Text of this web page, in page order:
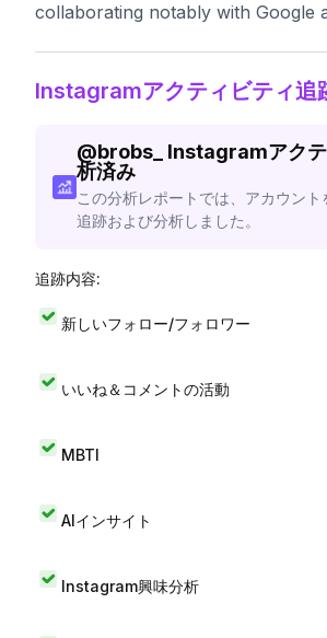
collaborating notably with Google
Instagramアクティビティ追
@brobs_
Instagramアク
析済み
この分析レポートでは、アカウント
追跡および分析しました。
追跡内容:
新しいフォロー/フォロワー
いいね＆コメントの活動
MBTI
AIインサイト
Instagram興味分析